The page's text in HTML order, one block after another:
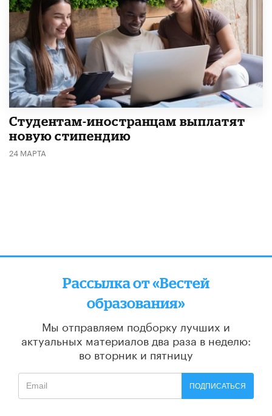
Студентам-иностранцам выплатят
новую стипендию
24 МАРТА
Рассылка от «Вестей
образования»
Мы отправляем подборку лучших и
актуальных материалов два раза в неделю:
во вторник и пятницу
ПОДПИСАТЬСЯ